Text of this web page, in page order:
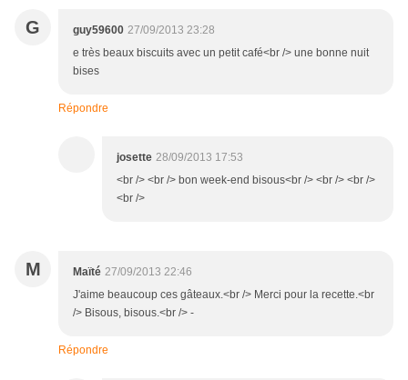
G guy59600 27/09/2013 23:28
e très beaux biscuits avec un petit café<br /> une bonne nuit
bises
Répondre
josette 28/09/2013 17:53
<br /> <br /> bon week-end bisous<br /> <br /> <br />
<br />
M Maïté 27/09/2013 22:46
J'aime beaucoup ces gâteaux.<br /> Merci pour la recette.<br
/> Bisous, bisous.<br /> -
Répondre